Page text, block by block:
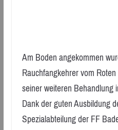
Am Boden angekommen
Rauchfangkehrer vom
seiner weiteren
Dank der guten Ausbildung
Spezialabteilung der FF